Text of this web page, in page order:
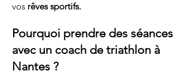
vos rêves sportifs.
Pourquoi prendre des séances
avec un coach de triathlon à
Nantes ?